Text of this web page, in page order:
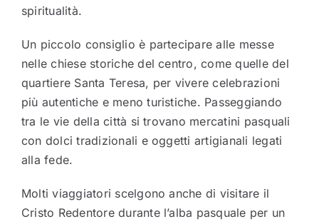
spiritualità.
Un piccolo consiglio è partecipare alle messe
nelle chiese storiche del centro, come quelle del
quartiere Santa Teresa, per vivere celebrazioni
più autentiche e meno turistiche. Passeggiando
tra le vie della città si trovano mercatini pasquali
con dolci tradizionali e oggetti artigianali legati
alla fede.
Molti viaggiatori scelgono anche di visitare il
Cristo Redentore durante l’alba pasquale per un